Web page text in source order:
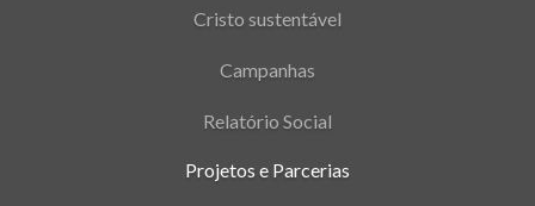
Cristo sustentável
Campanhas
Relatório Social
Projetos e Parcerias